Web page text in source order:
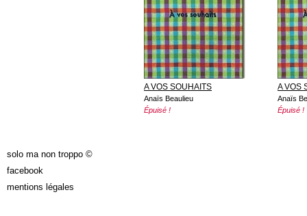
A VOS SOUHAITS
Anaïs Beaulieu
Épuisé !
A VOS
Anaïs
Épuisé !
solo ma non troppo ©
facebook
mentions légales